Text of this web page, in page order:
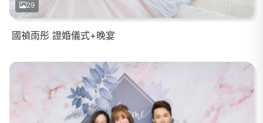
29
國禎雨彤 證婚儀式+晚宴